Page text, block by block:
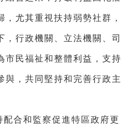
尤其重視扶持弱勢社群，
行政機關、立法機關、司
市民福祉和整體利益，支持
與，共同堅持和完善行政主
合和監察促進特區政府更